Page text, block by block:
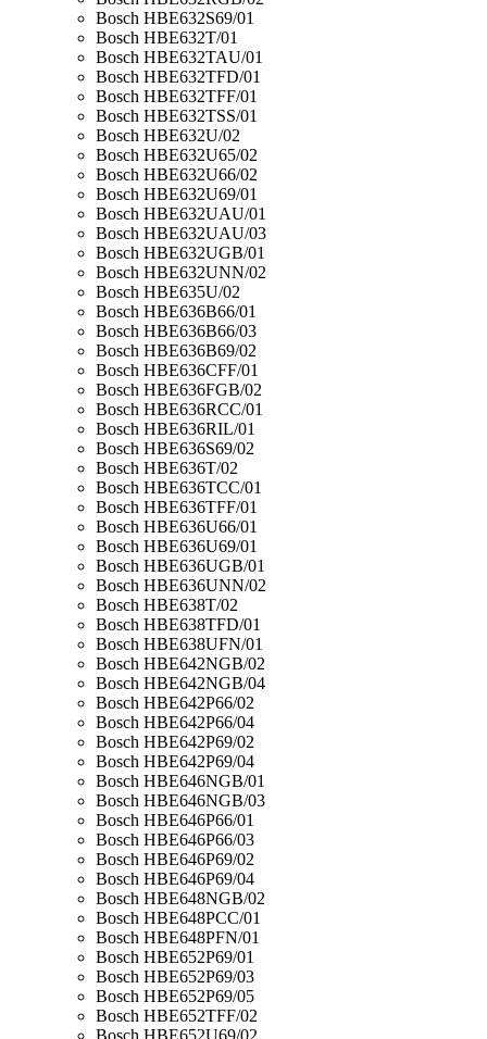
Bosch HBE632S69/01
Bosch HBE632T/01
Bosch HBE632TAU/01
Bosch HBE632TFD/01
Bosch HBE632TFF/01
Bosch HBE632TSS/01
Bosch HBE632U/02
Bosch HBE632U65/02
Bosch HBE632U66/02
Bosch HBE632U69/01
Bosch HBE632UAU/01
Bosch HBE632UAU/03
Bosch HBE632UGB/01
Bosch HBE632UNN/02
Bosch HBE635U/02
Bosch HBE636B66/01
Bosch HBE636B66/03
Bosch HBE636B69/02
Bosch HBE636CFF/01
Bosch HBE636FGB/02
Bosch HBE636RCC/01
Bosch HBE636RIL/01
Bosch HBE636S69/02
Bosch HBE636T/02
Bosch HBE636TCC/01
Bosch HBE636TFF/01
Bosch HBE636U66/01
Bosch HBE636U69/01
Bosch HBE636UGB/01
Bosch HBE636UNN/02
Bosch HBE638T/02
Bosch HBE638TFD/01
Bosch HBE638UFN/01
Bosch HBE642NGB/02
Bosch HBE642NGB/04
Bosch HBE642P66/02
Bosch HBE642P66/04
Bosch HBE642P69/02
Bosch HBE642P69/04
Bosch HBE646NGB/01
Bosch HBE646NGB/03
Bosch HBE646P66/01
Bosch HBE646P66/03
Bosch HBE646P69/02
Bosch HBE646P69/04
Bosch HBE648NGB/02
Bosch HBE648PCC/01
Bosch HBE648PFN/01
Bosch HBE652P69/01
Bosch HBE652P69/03
Bosch HBE652P69/05
Bosch HBE652TFF/02
Bosch HBE652U69/02